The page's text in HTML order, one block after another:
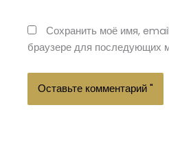
Сохранить моё имя,
браузере для последующих